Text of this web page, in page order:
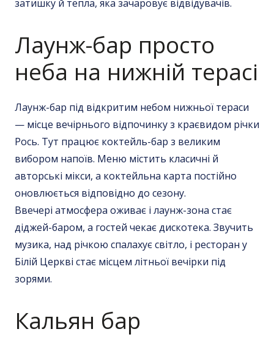
затишку й тепла, яка зачаровує відвідувачів.
Лаунж-бар просто
неба на нижній терасі
Лаунж-бар під відкритим небом нижньої тераси
— місце вечірнього відпочинку з краєвидом річки
Рось. Тут працює коктейль-бар з великим
вибором напоїв. Меню містить класичні й
авторські мікси, а коктейльна карта постійно
оновлюється відповідно до сезону.
Ввечері атмосфера оживає і лаунж-зона стає
діджей-баром, а гостей чекає дискотека. Звучить
музика, над річкою спалахує світло, і ресторан у
Білій Церкві стає місцем літньої вечірки під
зорями.
Кальян бар